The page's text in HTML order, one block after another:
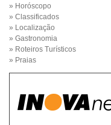
» Horóscopo
» Classificados
» Localização
» Gastronomia
» Roteiros Turísticos
» Praias